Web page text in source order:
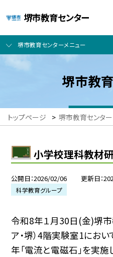
堺市教育センター
堺市教育センターメニュー
堺市教
トップページ > 堺市教育センター
小学校理科教材
公開日 2026/02/06 更新日
科学教育グループ
令和8年１月30日(金)堺市
ア・堺）4階実験室1にお
年「電流と電磁石」を実施